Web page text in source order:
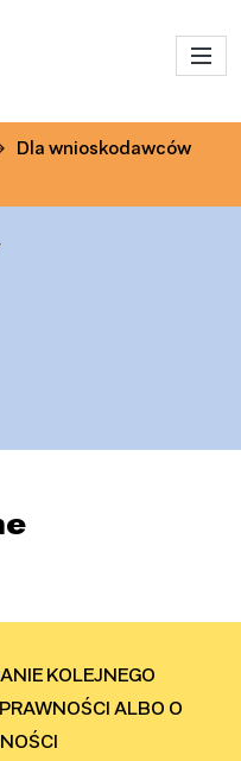
Dla wnioskodawców
KOLEJNEGO
ALBO O